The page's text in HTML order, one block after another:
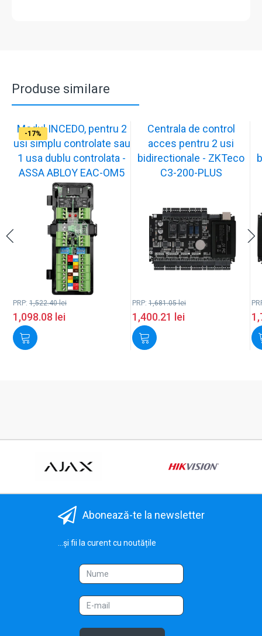
Produse similare
-28%
Modul INCEDO, pentru 2
usi simplu controlate sau
1 usa dublu controlata -
ASSA ABLOY EAC-OM5
PRP: 1,522.40lei
1,098.08 lei
-17%
Centrala de control
acces pentru 2 usi
bidirectionale - ZKTeco
C3-200-PLUS
PRP: 1,681.05lei
1,400.21 lei
-17%
Abonează-te la newsletter
...și fii la curent cu noutățile